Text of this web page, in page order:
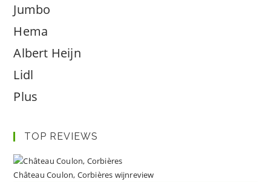
Jumbo
Hema
Albert Heijn
Lidl
Plus
TOP REVIEWS
Château Coulon, Corbières wijnreview